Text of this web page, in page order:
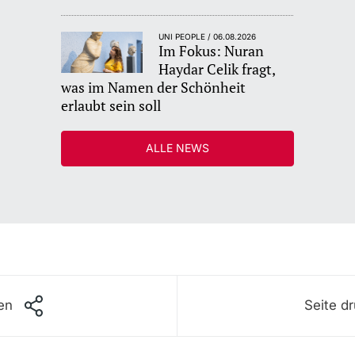
UNI PEOPLE / 06.08.2026
Im Fokus: Nuran
Haydar Celik fragt,
was im Namen der Schönheit
erlaubt sein soll
ALLE NEWS
Seite